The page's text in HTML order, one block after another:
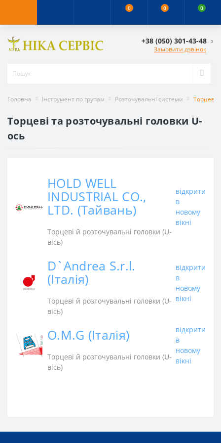
0 0 0
+38 (050) 301-43-48
Замовити дзвінок
Головна Інструмент по групам Розточувальні системи Торцеві
Торцеві та розточувальні головки U-
ось
HOLD WELL
INDUSTRIAL CO.,
LTD. (Тайвань)
Торцеві й розточувальні головки (U-
вісь)
відкрити
в
новому
вікні
D`Andrea S.r.l.
(Італія)
Торцеві й розточувальні головки (U-
вісь)
відкрити
в
новому
вікні
O.M.G (Італія)
Торцеві й розточувальні головки (U-
вісь)
відкрити
в
новому
вікні